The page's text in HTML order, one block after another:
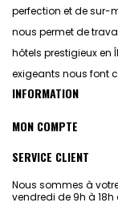
perfection et de sur-
nous permet de
hôtels prestigieux en
exigeants nous font
INFORMATION
MON COMPTE
SERVICE CLIENT
Nous sommes à
vendredi de 9h à